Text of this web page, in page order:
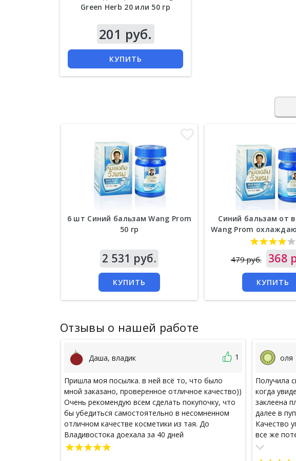
Green Herb 20 или 50 гр
201 руб.
КУПИТЬ
6 шт Синий бальзам Wang Prom
50 гр
2 531 руб.
КУПИТЬ
Синий бальзам от
Wang Prom
479 руб.
Цена 368
КУПИТЬ
Отзывы о нашей работе
Даша, владик 1
Пришла моя посылка. в ней всё то, что было
мной заказано, проверенное отличное качество))
Очень рекомендую всем сделать покупочку, что
бы убедиться самостоятельно в несомненном
отличном качестве косметики из тая. До
Владивостока доехала за 40 дней
оля
Получила
когда
заклеена
далее в
Качество
все же
критично.